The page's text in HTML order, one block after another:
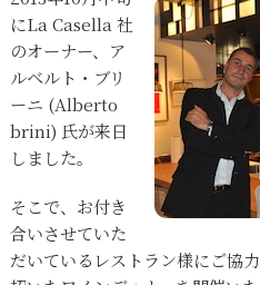
にLa Casella 社
のオーナー、ア
ルベルト・ブリ
ーニ (Alberto
brini) 氏が来日
しました。
そこで、お付き
合いさせていた
だいているレストラン様にご協